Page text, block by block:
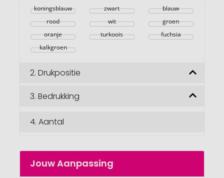
afbeeldingengalerij
koningsblauw zwart
blauw
rood
wit
groen
oranje
turkoois
fuchsia
kalkgroen
2. Drukpositie
3. Bedrukking
4. Aantal
Jouw Aanpassing